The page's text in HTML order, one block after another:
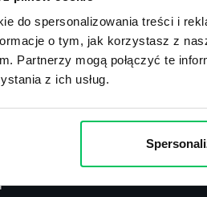
do spersonalizowania treści i
o tym, jak korzystasz z
Partnerzy mogą połączyć te
z ich usług.
Recenzje ,
Recenzje książek, lista